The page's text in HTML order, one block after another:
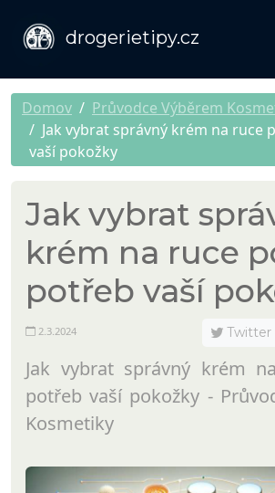
drogerietipy.cz
Domov
Průvodce Výběrem
Jak vybrat správný krém na ruce
vaší pokožky
Jak vybrat
krém na ruce
potřeb vaší
2.3.2024 Twitter
Jak vybrat správný krém
potřeb vaší pokožky -
Kosmetiky